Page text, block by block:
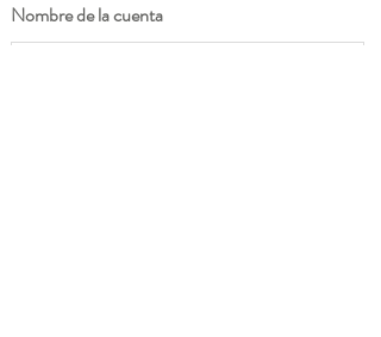
Nombre de la cuenta